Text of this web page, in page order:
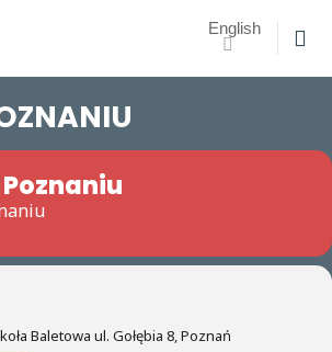
English
Baletowa ul. Gołębia 8, Poznań